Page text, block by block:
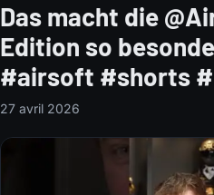
Das macht die
Edition so
#airsoft #shorts
27 avril 2026